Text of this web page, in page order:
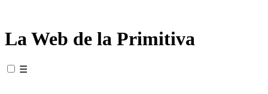
La Web de la Primitiva
☰